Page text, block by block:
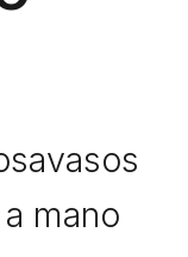
mano